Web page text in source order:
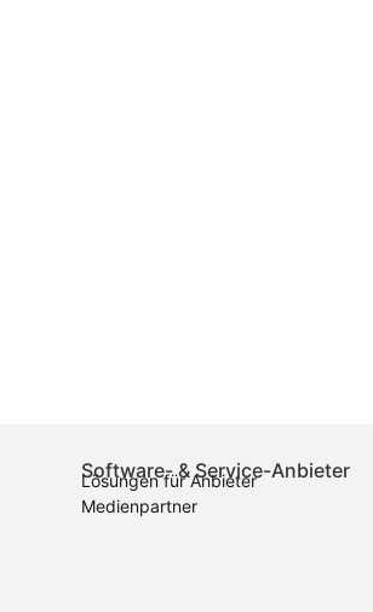
Software- & Service-Anbieter
Lösungen für Anbieter
Medienpartner